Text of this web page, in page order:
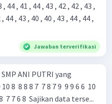
44 , 43 , 40 , 40 , 43 , 44 , 44 ,
Jawaban terverifikasi
ANI PUTRI yang
10 9 7 ​ 10 6 6 8 ​ 9 10 10 6 ​ 8 6 6 8 ​ 7 7 6 8 ​ Sajikan data terse...